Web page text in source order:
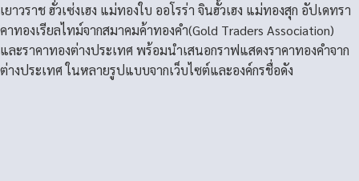
เยาวราช ฮั่วเซ่งเฮง แม่ทองใบ ออโรร่า จินฮั้วเฮง แม่ทองสุก อัปเดทรา
คาทองเรียลไทม์จากสมาคมค้าทองคำ(Gold Traders Association)
และราคาทองต่างประเทศ พร้อมนำเสนอกราฟแสดงราคาทองคำจาก
ต่างประเทศ ในหลายรูปแบบจากเว็บไซต์และองค์กรชื่อดัง